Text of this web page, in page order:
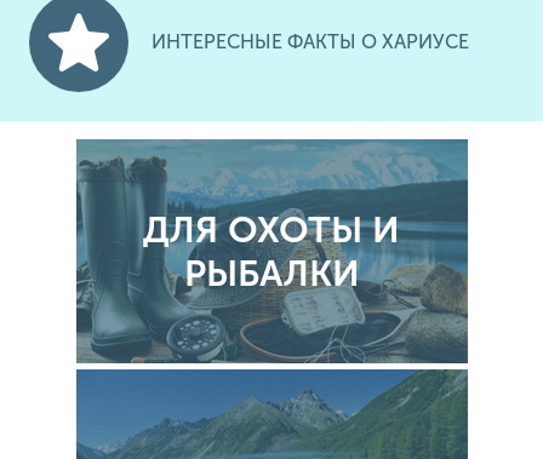
ИНТЕРЕСНЫЕ ФАКТЫ О ХАРИУСЕ
ДЛЯ ОХОТЫ И
РЫБАЛКИ